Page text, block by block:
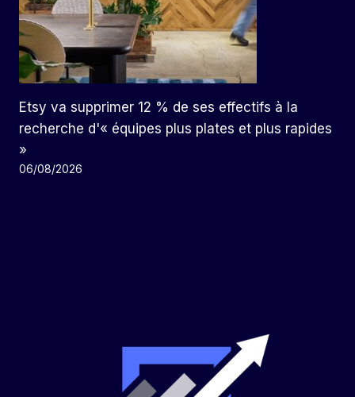
Etsy va supprimer 12 % de ses effectifs à la
recherche d'« équipes plus plates et plus rapides
»
06/08/2026